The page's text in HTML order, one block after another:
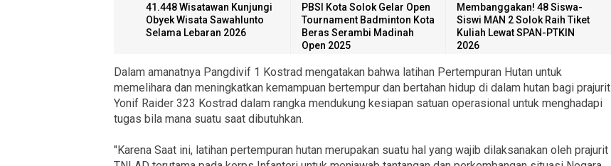
41.448 Wisatawan Kunjungi
Obyek Wisata Sawahlunto
Selama Lebaran 2026
PBSI Kota Solok Gelar Open
Tournament Badminton Kota
Beras Serambi Madinah
Open 2025
Membanggakan! 48 Siswa-
Siswi MAN 2 Solok Raih Tiket
Kuliah Lewat SPAN-PTKIN
2026
Dalam amanatnya Pangdivif 1 Kostrad mengatakan bahwa latihan Pertempuran Hutan untuk
memelihara dan meningkatkan kemampuan bertempur dan bertahan hidup di dalam hutan bagi prajurit
Yonif Raider 323 Kostrad dalam rangka mendukung kesiapan satuan operasional untuk menghadapi
tugas bila mana suatu saat dibutuhkan.
"Karena Saat ini, latihan pertempuran hutan merupakan suatu hal yang wajib dilaksanakan oleh prajurit